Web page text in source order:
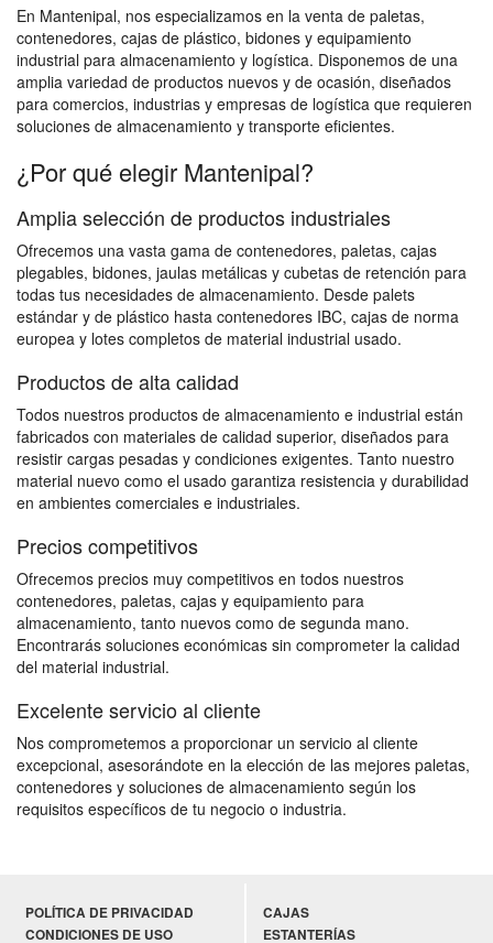
En Mantenipal, nos especializamos en la venta de paletas,
contenedores, cajas de plástico, bidones y equipamiento
industrial para almacenamiento y logística. Disponemos de una
amplia variedad de productos nuevos y de ocasión, diseñados
para comercios, industrias y empresas de logística que requieren
soluciones de almacenamiento y transporte eficientes.
¿Por qué elegir Mantenipal?
Amplia selección de productos industriales
Ofrecemos una vasta gama de contenedores, paletas, cajas
plegables, bidones, jaulas metálicas y cubetas de retención para
todas tus necesidades de almacenamiento. Desde palets
estándar y de plástico hasta contenedores IBC, cajas de norma
europea y lotes completos de material industrial usado.
Productos de alta calidad
Todos nuestros productos de almacenamiento e industrial están
fabricados con materiales de calidad superior, diseñados para
resistir cargas pesadas y condiciones exigentes. Tanto nuestro
material nuevo como el usado garantiza resistencia y durabilidad
en ambientes comerciales e industriales.
Precios competitivos
Ofrecemos precios muy competitivos en todos nuestros
contenedores, paletas, cajas y equipamiento para
almacenamiento, tanto nuevos como de segunda mano.
Encontrarás soluciones económicas sin comprometer la calidad
del material industrial.
Excelente servicio al cliente
Nos comprometemos a proporcionar un servicio al cliente
excepcional, asesorándote en la elección de las mejores paletas,
contenedores y soluciones de almacenamiento según los
requisitos específicos de tu negocio o industria.
POLÍTICA DE PRIVACIDAD
CONDICIONES DE USO
CAJAS
ESTANTERÍAS